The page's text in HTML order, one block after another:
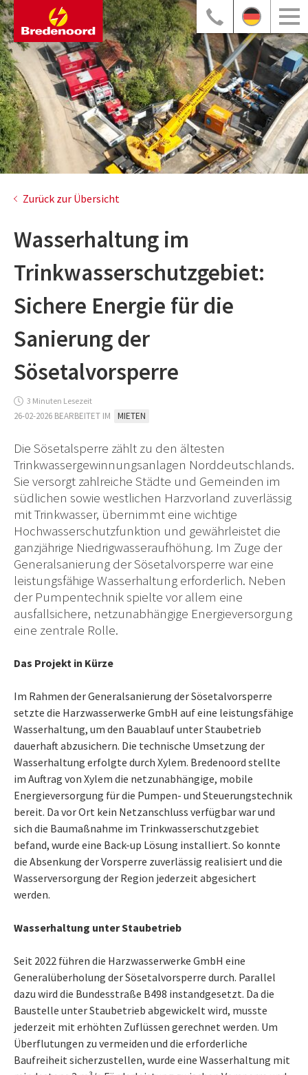
Zurück zur Übersicht
Wasserhaltung im
Trinkwasserschutzgebiet:
Sichere Energie für die
Sanierung der
Sösetalvorsperre
3 Minuten Lesezeit
26-02-2026 BEARBEITET IM MIETEN
Die Sösetalsperre zählt zu den ältesten
Trinkwassergewinnungsanlagen Norddeutschlands.
Sie versorgt zahlreiche Städte und Gemeinden im
südlichen sowie westlichen Harzvorland zuverlässig
mit Trinkwasser, übernimmt eine wichtige
Hochwasserschutzfunktion und gewährleistet die
ganzjährige Niedrigwasseraufhöhung. Im Zuge der
Generalsanierung der Sösetalvorsperre war eine
leistungsfähige Wasserhaltung erforderlich. Neben
der Pumpentechnik spielte vor allem eine
ausfallsichere, netzunabhängige Energieversorgung
eine zentrale Rolle.
Das Projekt in Kürze
Im Rahmen der Generalsanierung der Sösetalvorsperre
setzte die Harzwasserwerke GmbH auf eine leistungsfähige
Wasserhaltung, um den Bauablauf unter Staubetrieb
dauerhaft abzusichern. Die technische Umsetzung der
Wasserhaltung erfolgte durch Xylem. Bredenoord stellte
im Auftrag von Xylem die netzunabhängige, mobile
Energieversorgung für die Pumpen- und Steuerungstechnik
bereit. Da vor Ort kein Netzanschluss verfügbar war und
sich die Baumaßnahme im Trinkwasserschutzgebiet
befand, wurde eine Back-up Lösung installiert. So konnte
die Absenkung der Vorsperre zuverlässig realisiert und die
Wasserversorgung der Region jederzeit abgesichert
werden.
Wasserhaltung unter Staubetrieb
Seit 2022 führen die Harzwasserwerke GmbH eine
Generalüberholung der Sösetalvorsperre durch. Parallel
dazu wird die Bundesstraße B498 instandgesetzt. Da die
Baustelle unter Staubetrieb abgewickelt wird, musste
jederzeit mit erhöhten Zuflüssen gerechnet werden. Um
Überflutungen zu vermeiden und die erforderliche
Baufreiheit sicherzustellen, wurde eine Wasserhaltung mit